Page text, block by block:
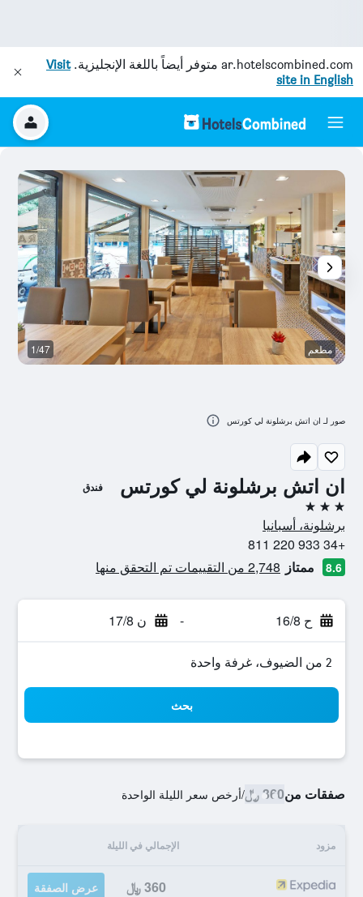
ar.hotelscombined.com متوفر أيضاً باللغة الإنجليزية.Visit
site in English
ان اتش برشلونة لي كورتس فندق
3 نجوم
برشلونة، أسبانيا
+34 933 220 811
8.6 ممتاز 2,748 من التقييمات تم التحقق منها
ح 16/8 - ن 17/8
2 من الضيوف، غرفة واحدة
بحث
صفقات من360 ﷼ /أرخص سعر الليلة الواحدة
مزود الإجمالي في الليلة
360 ﷼ عرض الصفقة
مطعم 1/47
صور لـ ان اتش برشلونة لي كورتس